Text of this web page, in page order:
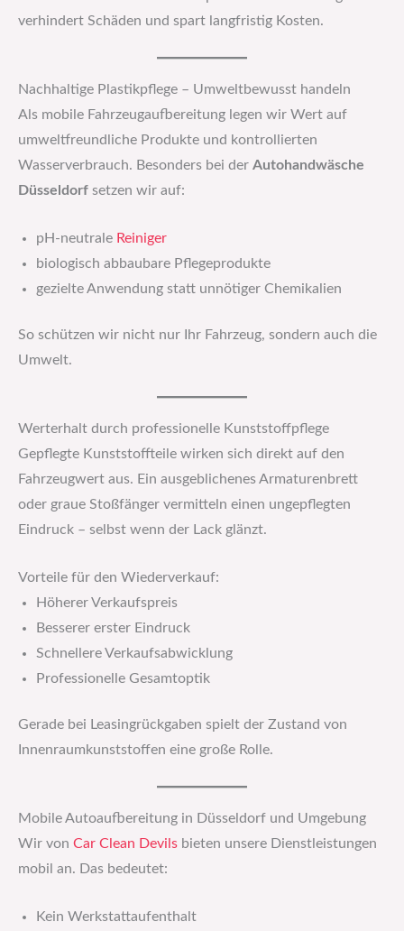
verhindert Schäden und spart langfristig Kosten.
Nachhaltige Plastikpflege – Umweltbewusst handeln
Als mobile Fahrzeugaufbereitung legen wir Wert auf
umweltfreundliche Produkte und kontrollierten
Wasserverbrauch. Besonders bei der Autohandwäsche
Düsseldorf setzen wir auf:
pH-neutrale Reiniger
biologisch abbaubare Pflegeprodukte
gezielte Anwendung statt unnötiger Chemikalien
So schützen wir nicht nur Ihr Fahrzeug, sondern auch die
Umwelt.
Werterhalt durch professionelle Kunststoffpflege
Gepflegte Kunststoffteile wirken sich direkt auf den
Fahrzeugwert aus. Ein ausgeblichenes Armaturenbrett
oder graue Stoßfänger vermitteln einen ungepflegten
Eindruck – selbst wenn der Lack glänzt.
Vorteile für den Wiederverkauf:
Höherer Verkaufspreis
Besserer erster Eindruck
Schnellere Verkaufsabwicklung
Professionelle Gesamtoptik
Gerade bei Leasingrückgaben spielt der Zustand von
Innenraumkunststoffen eine große Rolle.
Mobile Autoaufbereitung in Düsseldorf und Umgebung
Wir von Car Clean Devils bieten unsere Dienstleistungen
mobil an. Das bedeutet:
Kein Werkstattaufenthalt